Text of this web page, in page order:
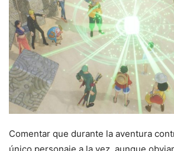
Comentar que durante la aventura
único personaje a la vez, aunque